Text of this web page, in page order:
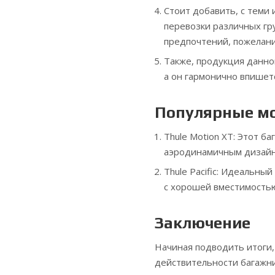
Стоит добавить, с
перевозки различных
предпочтений,
Также, продукция
а он гармонично
Популярные
Thule Motion XT: Этот
аэродинамичным
Thule Pacific:
с хорошей
Заключение
Начиная подводить
действительности